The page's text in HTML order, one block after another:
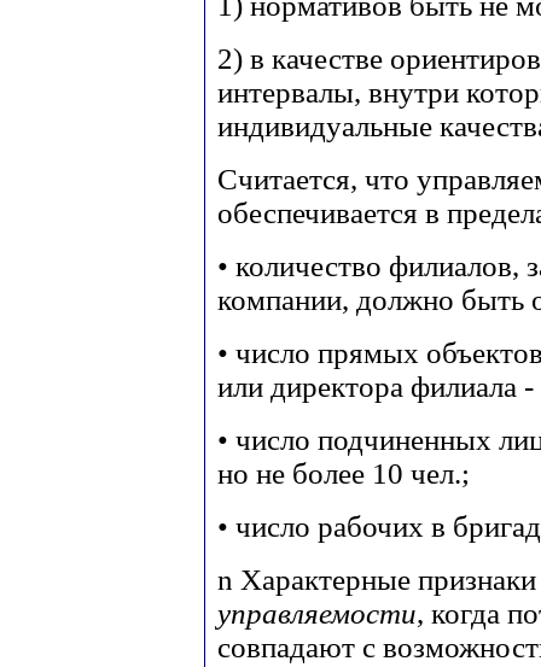
2) в качестве
интервалы, внутри
индивидуальные
Считается, что
обеспечивается в
• количество филиалов,
компании, должно быть
• число прямых
или директора филиала
• число подчиненных
но не более 10 чел.;
• число рабочих в
n Характерные
управляемости, когда
совпадают с